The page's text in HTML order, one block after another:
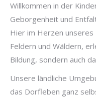
Willkommen in der
Geborgenheit und
Hier im Herzen
Feldern und Wäldern,
Bildung, sondern auch
Unsere ländliche
das Dorfleben ganz